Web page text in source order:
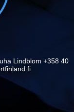
Lindblom +358 40